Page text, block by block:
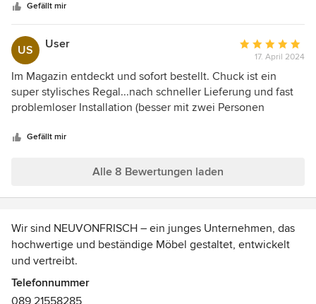
Gefällt mir
US User
Bewertung:
5
von
5
17. April 2024
Im Magazin entdeckt und sofort bestellt. Chuck ist ein
super stylisches Regal...nach schneller Lieferung und fast
problemloser Installation (besser mit zwei Personen
Die Verabeitung ist hochwertig und die Form einzigartig.
Gefällt mir
Alle 8 Bewertungen laden
Wir sind NEUVONFRISCH – ein junges Unternehmen, das
hochwertige und beständige Möbel gestaltet, entwickelt
und vertreibt.
In unserer Philosophie spielen Verarbeitungsqualität,
Telefonnummer
089 21558285